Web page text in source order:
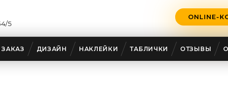
5
ONLINE-
ДИЗАЙН НАКЛЕЙКИ ТАБЛИЧКИ ОТЗЫВЫ